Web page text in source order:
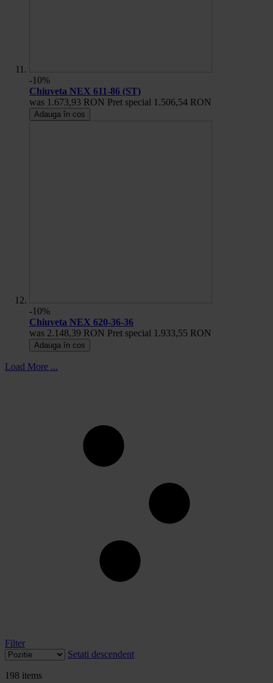
-10%
Chiuveta NEX 611-86 (ST)
was 1.673,93 RON Pret special 1.506,54 RON
Adauga în cos
-10%
Chiuveta NEX 620-36-36
was 2.148,39 RON Pret special 1.933,55 RON
Adauga în cos
Load More ...
Filter
Setati descendent
198 items